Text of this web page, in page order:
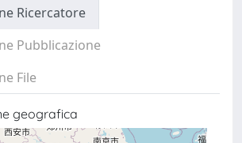
Ricercatore
Pubblicazione
File
geografica